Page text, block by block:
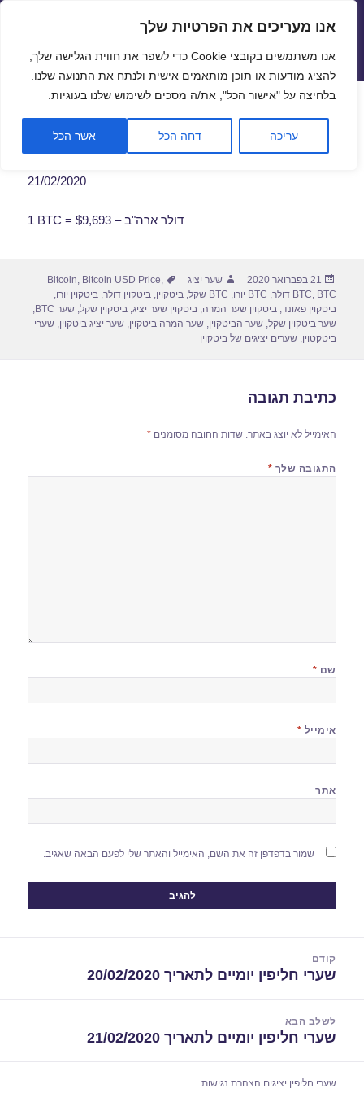
פתח
אנו מעריכים את הפרטיות שלך
אנו משתמשים בקובצי Cookie כדי לשפר את חווית הגלישה שלך,
להציג מודעות או תוכן מותאמים אישית ולנתח את התנועה שלנו.
בלחיצה על "אישור הכל", את/ה מסכים לשימוש שלנו בעוגיות.
עריכה דחה הכל אשר הכל
שערי חליפין יציגים – שער יציג
תפריטים
ווידג'טים
שער ביטקוין לתאריך 21/02/2020
21/02/2020
1 BTC = $9,693 – דולר ארה"ב
פורסם
בתאריך
21 בפברואר 2020 מחבר
שער יציג תגיות Bitcoin, Bitcoin USD Price,
BTC, BTC דולר , BTC יורו , BTC שקל ,ביטקוין,ביטקוין דולר,ביטקוין יורו,
ביטקוין פאונד,ביטקוין שער המרה,ביטקוין שער יציג,ביטקוין שקל,שער BTC
,
שער ביטקוין שקל,שער הביטקוין,שער המרה ביטקוין,שער יציג ביטקוין,שערי
ביטקטוין,שערים יציגים של ביטקוין
כתיבת תגובה
האימייל לא יוצג באתר. שדות החובה מסומנים*
התגובה שלך *
שם *
אימייל *
אתר
שמור בדפדפן זה את השם, האימייל והאתר שלי לפעם הבאה שאגיב.
קודם
הפוסט
שערי חליפין יומיים לתאריך 20/02/2020
לשלב הבא
הפוסט
שערי חליפין יומיים לתאריך 21/02/2020
שערי חליפין יציגים הצהרת נגישות